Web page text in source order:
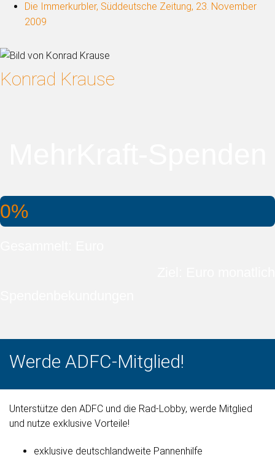
Die Immerkurbler, Süddeutsche Zeitung, 23. November
2009
Konrad Krause
0%
Werde ADFC-Mitglied!
Unterstütze den ADFC und die Rad-Lobby, werde Mitglied
und nutze exklusive Vorteile!
exklusive deutschlandweite Pannenhilfe